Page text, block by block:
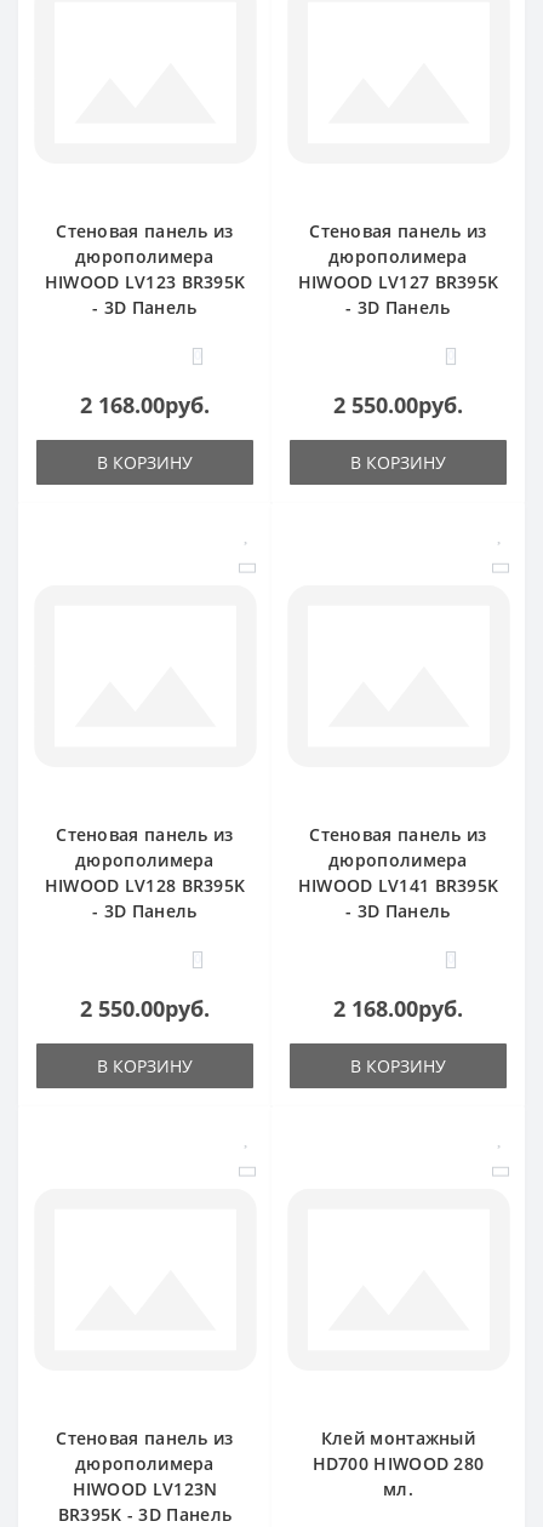
Стеновая панель из
дюрополимера
HIWOOD LV123 BR395K
- 3D Панель
0
2 168.00руб.
В КОРЗИНУ
Стеновая панель из
дюрополимера
HIWOOD LV127 BR395K
- 3D Панель
0
2 550.00руб.
В КОРЗИНУ
Стеновая панель из
дюрополимера
HIWOOD LV128 BR395K
- 3D Панель
0
2 550.00руб.
В КОРЗИНУ
Стеновая панель из
дюрополимера
HIWOOD LV141 BR395K
- 3D Панель
0
2 168.00руб.
В КОРЗИНУ
Стеновая панель из
дюрополимера
HIWOOD LV123N
BR395K - 3D Панель
Клей монтажный
HD700 HIWOOD 280
мл.